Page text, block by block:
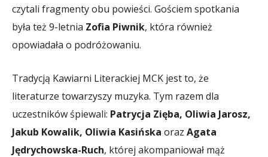
czytali fragmenty obu powieści. Gościem spotkania
była też 9-letnia Zofia Piwnik, która również
opowiadała o podróżowaniu.
Tradycją Kawiarni Literackiej MCK jest to, że
literaturze towarzyszy muzyka. Tym razem dla
uczestników śpiewali: Patrycja Zięba, Oliwia Jarosz,
Jakub Kowalik, Oliwia Kasińska oraz Agata
Jędrychowska-Ruch, której akompaniował mąż